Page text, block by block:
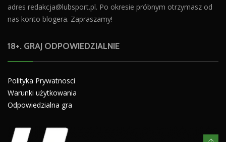
adres redakcja@lubsport.pl. Po okresie próbnym otrzymasz od
nas konto blogera. Zapraszamy!
18+. GRAJ ODPOWIEDZIALNIE
Polityka Prywatnosci
Warunki użytkowania
Odpowiedzialna gra